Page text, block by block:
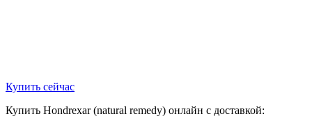
Купить сейчас
Купить Hondrexar (natural remedy) онлайн с доставкой: